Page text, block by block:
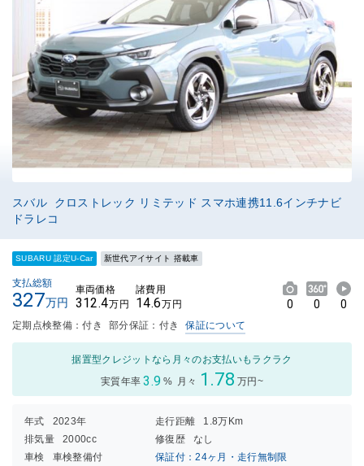
スバル クロストレック リミテッド スマホ連携11.6インチナビ
ドラレコ
SUBARU 認定U-Car 新世代アイサイト 搭載車
支払総額
327万円
車両価格
312.4万円
諸費用
14.6万円 0 0 0
定期点検整備：付き 部分保証：付き 保証について
据置型クレジットなら月々のお支払いもラクラク
実質年率 3.9 % 月々 1.78 万円~
年式 2023年 走行距離
1.8万Km
排気量
2000cc 修復歴
なし
車検
車検整備付 保証付：24ヶ月・走行無制限